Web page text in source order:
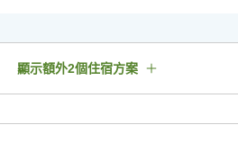
顯示額外2個住宿方案